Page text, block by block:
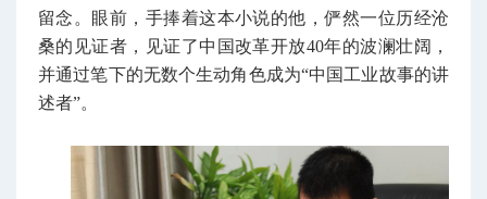
留念。眼前，手捧着这本小说的他，俨然一位历经沧
桑的见证者，见证了中国改革开放40年的波澜壮阔，
并通过笔下的无数个生动角色成为“中国工业故事的讲
述者”。